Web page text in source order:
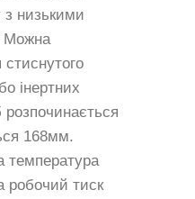
з низькими
Можна
інертних
розпочинається
168мм.
температура
робочий тиск